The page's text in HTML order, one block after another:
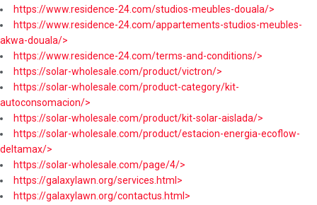
https://www.residence-24.com/studios-meubles-douala/>
https://www.residence-24.com/appartements-studios-meubles-
akwa-douala/>
https://www.residence-24.com/terms-and-conditions/>
https://solar-wholesale.com/product/victron/>
https://solar-wholesale.com/product-category/kit-
autoconsomacion/>
https://solar-wholesale.com/product/kit-solar-aislada/>
https://solar-wholesale.com/product/estacion-energia-ecoflow-
deltamax/>
https://solar-wholesale.com/page/4/>
https://galaxylawn.org/services.html>
https://galaxylawn.org/contactus.html>